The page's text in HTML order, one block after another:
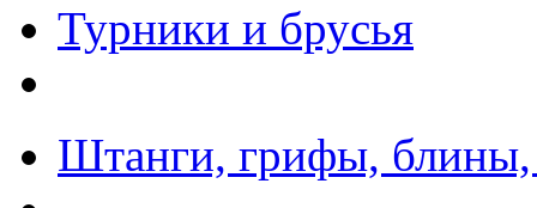
Турники и брусья
Штанги, грифы, блины,